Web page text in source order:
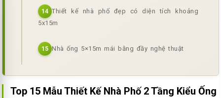
14 Thiết kế nhà phố đẹp có diện tích khoảng
5x15m
15 Nhà ống 5×15m mái bằng đầy nghệ thuật
Top 15 Mẫu Thiết Kế Nhà Phố 2 Tầng Kiểu Ống